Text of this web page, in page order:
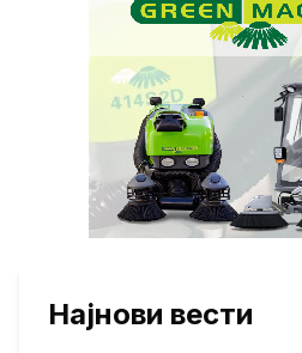
Најнови вести